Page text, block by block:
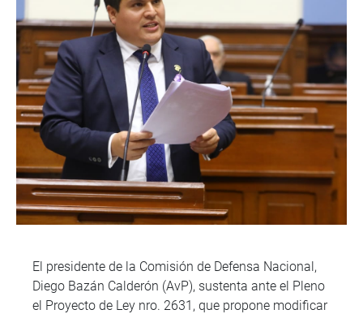
El presidente de la Comisión de Defensa Nacional,
Diego Bazán Calderón (AvP), sustenta ante el Pleno
el Proyecto de Ley nro. 2631, que propone modificar